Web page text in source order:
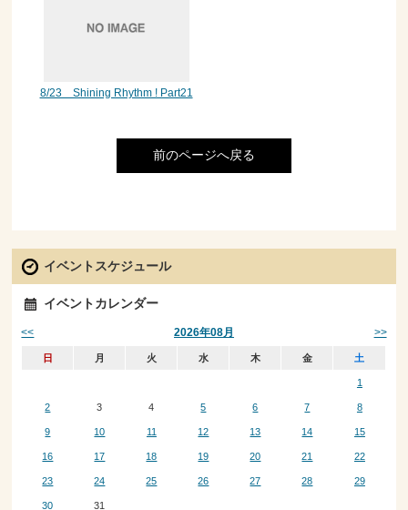
8/23 Shining Rhythm ! Part21
前のページへ戻る
イベントスケジュール
イベントカレンダー
2026年08月
<< >>
日 月 火 水 木 金 土
1
2 3 4 5 6 7 8
9 10 11 12 13 14 15
16 17 18 19 20 21 22
23 24 25 26 27 28 29
30 31